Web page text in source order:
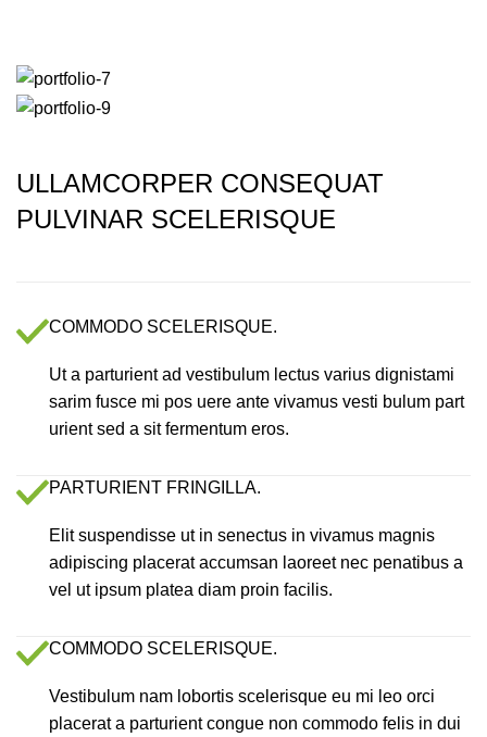
ULLAMCORPER CONSEQUAT
PULVINAR SCELERISQUE
COMMODO SCELERISQUE.
Ut a parturient ad vestibulum lectus varius dignistami
sarim fusce mi pos uere ante vivamus vesti bulum part
urient sed a sit fermentum eros.
PARTURIENT FRINGILLA.
Elit suspendisse ut in senectus in vivamus magnis
adipiscing placerat accumsan laoreet nec penatibus a
vel ut ipsum platea diam proin facilis.
COMMODO SCELERISQUE.
Vestibulum nam lobortis scelerisque eu mi leo orci
placerat a parturient congue non commodo felis in dui